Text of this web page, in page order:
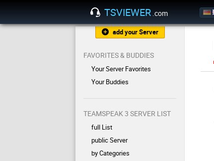
TSVIEWER .com
add your Server
FAVORITES & BUDDIES
Your Server Favorites
Your Buddies
TEAMSPEAK 3 SERVER LIST
full List
public Server
by Categories